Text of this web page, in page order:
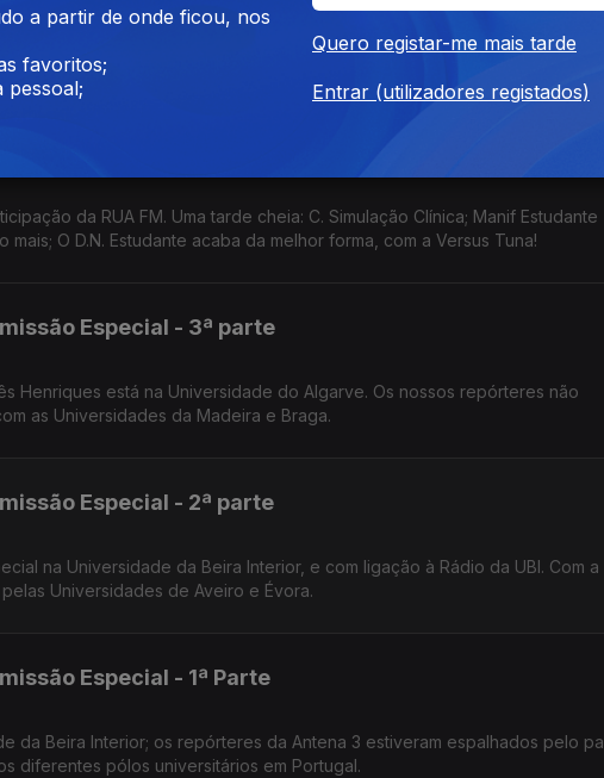
e Valentina Jesus deram voz a amarante neste primeiro dia da edição de
Especial - 4ª parte
da RUA FM. Uma tarde cheia: C. Simulação Clínica; Manif Estudante
mais; O D.N. Estudante acaba da melhor forma, com a Versus Tuna!
Especial - 3ª parte
Henriques está na Universidade do Algarve. Os nossos repórteres não
as Universidades da Madeira e Braga.
Especial - 2ª parte
na Universidade da Beira Interior, e com ligação à Rádio da UBI. Com a
Universidades de Aveiro e Évora.
Especial - 1ª Parte
da Beira Interior; os repórteres da Antena 3 estiveram espalhados pelo
diferentes pólos universitários em Portugal.
a partir de onde ficou, nos
favoritos;
pessoal;
Quero registar-me mais tarde
Entrar (utilizadores registados)